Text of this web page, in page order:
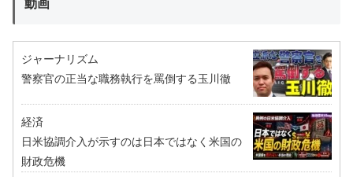
動画
ジャーナリズム
警察官の正当な職務執行を罵倒する玉川徹
経済
日米協調介入が示すのは日本ではなく米国の
財政危機